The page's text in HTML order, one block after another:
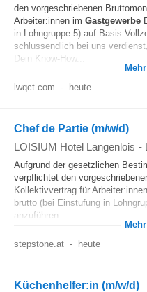
den vorgeschriebenen
Arbeiter:innen im Gastgewerbe
in Lohngruppe 5) auf Basis
schlussendlich bei uns
Dein Know-How...
lwqct.com - heute
Chef de Partie (m/w/d)
LOISIUM Hotel Langenlois -
Aufgrund der gesetzlichen
verpflichtet den
Kollektivvertrag für
brutto (bei Einstufung in
anzuführen...
stepstone.at - heute
Küchenhelfer:in (m/w/d)